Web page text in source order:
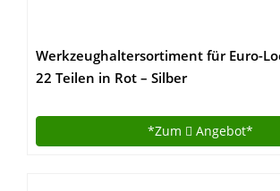
Werkzeughaltersortiment für Euro-
22 Teilen in Rot – Silber
*Zum Angebot*